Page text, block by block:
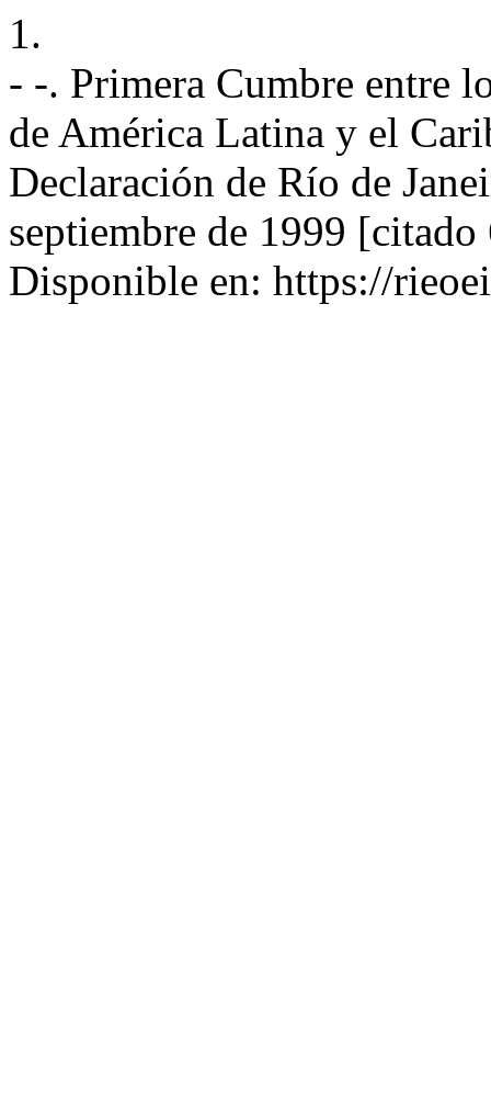
1.
- -. Primera Cumbre entre
de América Latina y el
Declaración de Río de
septiembre de 1999
Disponible en: https://